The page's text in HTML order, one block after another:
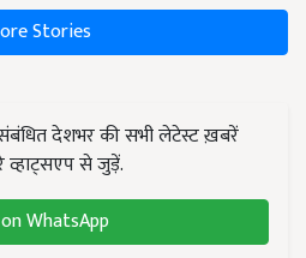
Stories
देशभर की सभी लेटेस्ट ख़बरें
व्हाट्सएप से जुड़ें.
WhatsApp